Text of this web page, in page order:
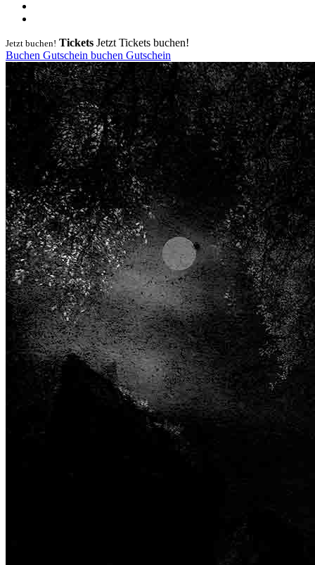
Jetzt buchen! Tickets Jetzt Tickets buchen!
Buchen Gutschein buchen Gutschein